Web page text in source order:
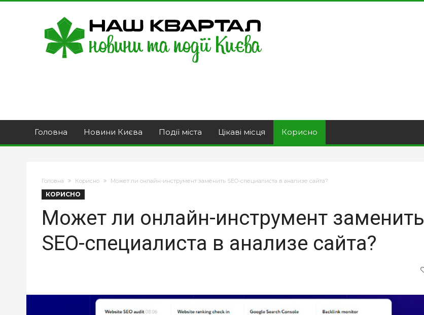
Головна Новини Києва Події міста Цікаві місця Корисно
Головна Корисно Может ли онлайн-инструмент заменить SEO-специалиста в анализе сайта?
КОРИСНО
Может ли онлайн-инструмент заменить
SEO-специалиста в анализе сайта?